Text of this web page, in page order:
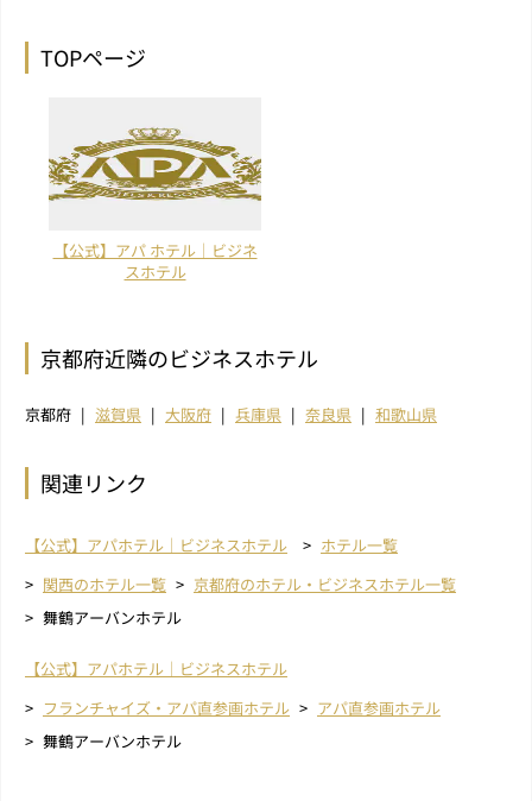
TOPページ
【公式】アパ ホテル｜ビジネ
スホテル
京都府近隣のビジネスホテル
京都府 滋賀県 大阪府 兵庫県 奈良県 和歌山県
関連リンク
【公式】アパホテル｜ビジネスホテル
ホテル一覧
関西のホテル一覧
京都府のホテル・ビジネスホテル一覧
舞鶴アーバンホテル
【公式】アパホテル｜ビジネスホテル
フランチャイズ・アパ直参画ホテル
アパ直参画ホテル
舞鶴アーバンホテル